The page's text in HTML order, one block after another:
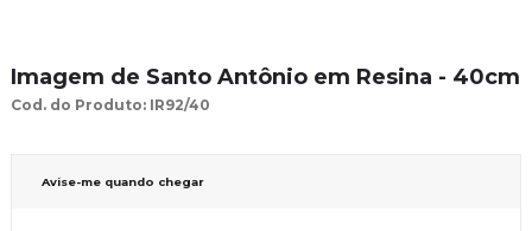
Imagem de Santo Antônio em Resina - 40cm
Cod. do Produto: IR92/40
Avise-me quando chegar